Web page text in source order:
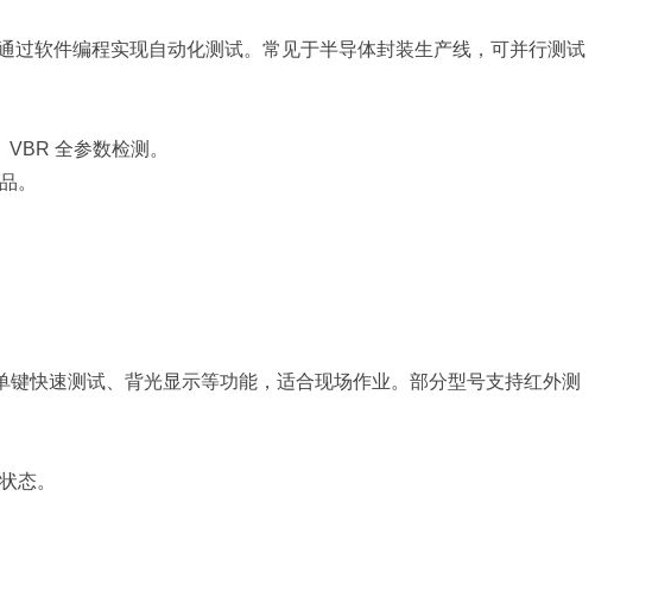
软件编程实现自动化测试。常见于半导体封装生产线，可并行测试
全参数检测。
。
速测试、背光显示等功能，适合现场作业。部分型号支持红外测
态。